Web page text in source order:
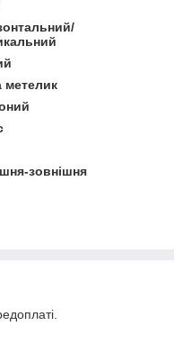
метелик
зовнішня